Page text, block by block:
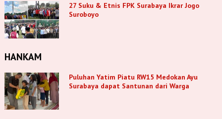
27 Suku & Etnis FPK Surabaya Ikrar Jogo
Suroboyo
HANKAM
Puluhan Yatim Piatu RW15 Medokan Ayu
Surabaya dapat Santunan dari Warga